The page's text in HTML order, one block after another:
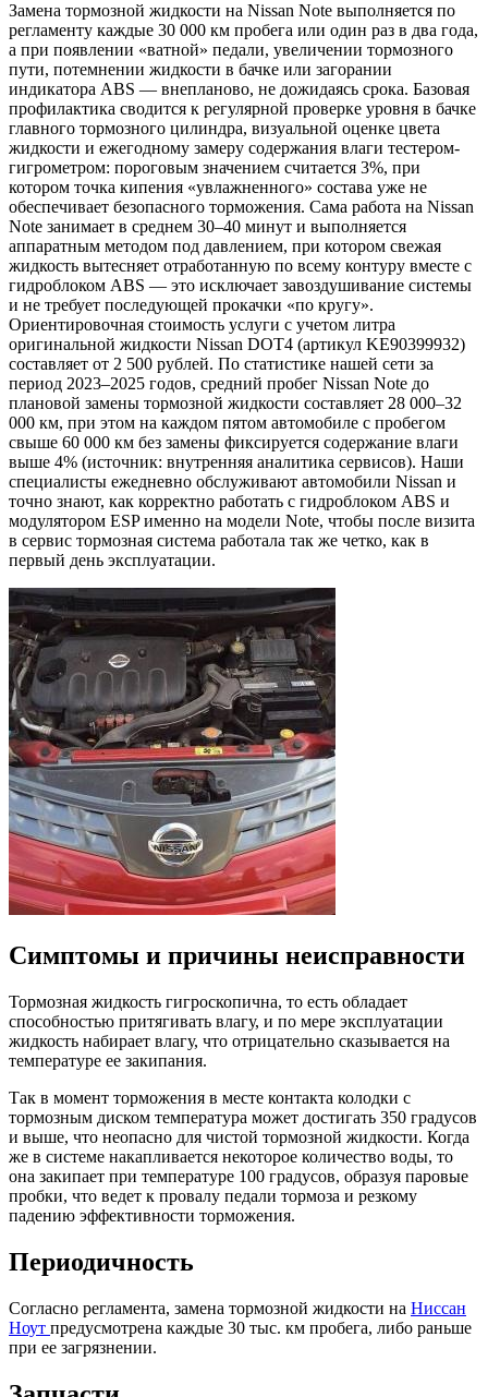
Замена тормозной жидкости на Nissan Note выполняется по
регламенту каждые 30 000 км пробега или один раз в два года,
а при появлении «ватной» педали, увеличении тормозного
пути, потемнении жидкости в бачке или загорании
индикатора ABS — внепланово, не дожидаясь срока. Базовая
профилактика сводится к регулярной проверке уровня в бачке
главного тормозного цилиндра, визуальной оценке цвета
жидкости и ежегодному замеру содержания влаги тестером-
гигрометром: пороговым значением считается 3%, при
котором точка кипения «увлажненного» состава уже не
обеспечивает безопасного торможения. Сама работа на Nissan
Note занимает в среднем 30–40 минут и выполняется
аппаратным методом под давлением, при котором свежая
жидкость вытесняет отработанную по всему контуру вместе с
гидроблоком ABS — это исключает завоздушивание системы
и не требует последующей прокачки «по кругу».
Ориентировочная стоимость услуги с учетом литра
оригинальной жидкости Nissan DOT4 (артикул KE90399932)
составляет от 2 500 рублей. По статистике нашей сети за
период 2023–2025 годов, средний пробег Nissan Note до
плановой замены тормозной жидкости составляет 28 000–32
000 км, при этом на каждом пятом автомобиле с пробегом
свыше 60 000 км без замены фиксируется содержание влаги
выше 4% (источник: внутренняя аналитика сервисов). Наши
специалисты ежедневно обслуживают автомобили Nissan и
точно знают, как корректно работать с гидроблоком ABS и
модулятором ESP именно на модели Note, чтобы после визита
в сервис тормозная система работала так же четко, как в
первый день эксплуатации.
Симптомы и причины неисправности
Тормозная жидкость гигроскопична, то есть обладает
способностью притягивать влагу, и по мере эксплуатации
жидкость набирает влагу, что отрицательно сказывается на
температуре ее закипания.
Так в момент торможения в месте контакта колодки с
тормозным диском температура может достигать 350 градусов
и выше, что неопасно для чистой тормозной жидкости. Когда
же в системе накапливается некоторое количество воды, то
она закипает при температуре 100 градусов, образуя паровые
пробки, что ведет к провалу педали тормоза и резкому
падению эффективности торможения.
Периодичность
Согласно регламента, замена тормозной жидкости на Ниссан
Ноут предусмотрена каждые 30 тыс. км пробега, либо раньше
при ее загрязнении.